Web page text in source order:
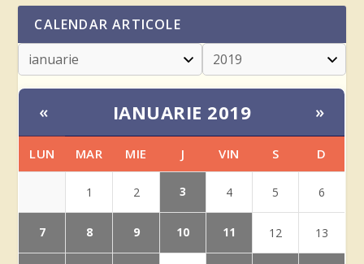
CALENDAR ARTICOLE
« IANUARIE 2019 »
LUN MAR MIE J VIN S D
1 2 3 4 5 6
7 8 9 10 11 12 13